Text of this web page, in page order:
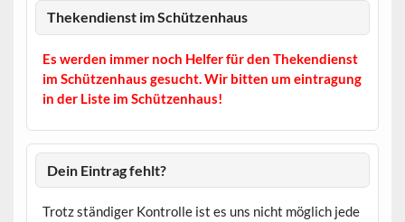
Thekendienst im Schützenhaus
Es werden immer noch Helfer für den Thekendienst
im Schützenhaus gesucht. Wir bitten um eintragung
in der Liste im Schützenhaus!
Dein Eintrag fehlt?
Trotz ständiger Kontrolle ist es uns nicht möglich jede